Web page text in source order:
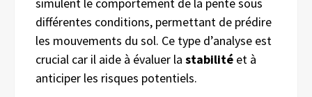
différentes conditions, permettant de prédire
les mouvements du sol. Ce type d’analyse est
crucial car il aide à évaluer la stabilité et à
anticiper les risques potentiels.